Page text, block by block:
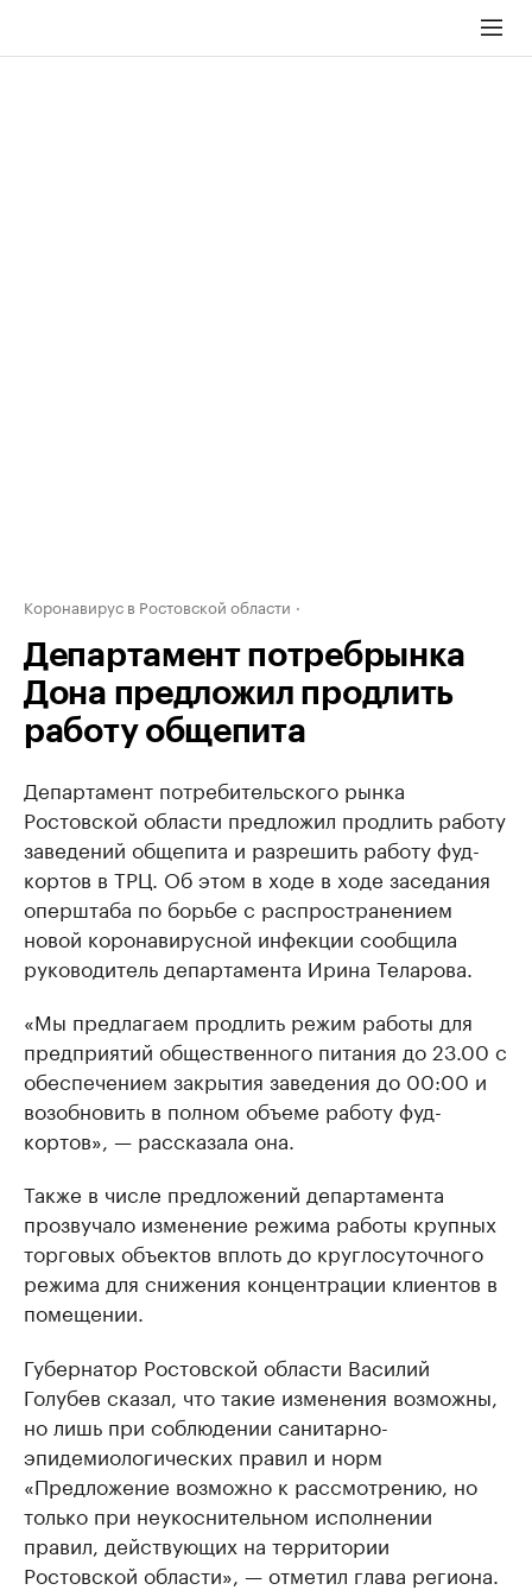
Коронавирус в Ростовской области
Департамент потребрынка
Дона предложил продлить
работу общепита
Департамент потребительского рынка
Ростовской области предложил продлить работу
заведений общепита и разрешить работу фуд-
кортов в ТРЦ. Об этом в ходе в ходе заседания
оперштаба по борьбе с распространением
новой коронавирусной инфекции сообщила
руководитель департамента Ирина Теларова.
«Мы предлагаем продлить режим работы для
предприятий общественного питания до 23.00 с
обеспечением закрытия заведения до 00:00 и
возобновить в полном объеме работу фуд-
кортов», — рассказала она.
Также в числе предложений департамента
прозвучало изменение режима работы крупных
торговых объектов вплоть до круглосуточного
режима для снижения концентрации клиентов в
помещении.
Губернатор Ростовской области Василий
Голубев сказал, что такие изменения возможны,
но лишь при соблюдении санитарно-
эпидемиологических правил и норм
«Предложение возможно к рассмотрению, но
только при неукоснительном исполнении
правил, действующих на территории
Ростовской области», — отметил глава региона.